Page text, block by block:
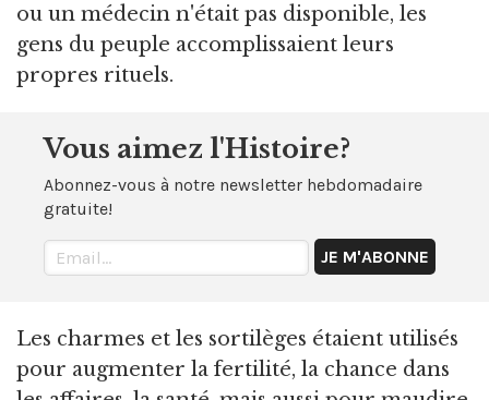
ou un médecin n'était pas disponible, les
gens du peuple accomplissaient leurs
propres rituels.
Vous aimez l'Histoire?
Abonnez-vous à notre newsletter hebdomadaire
gratuite!
Les charmes et les sortilèges étaient utilisés
pour augmenter la fertilité, la chance dans